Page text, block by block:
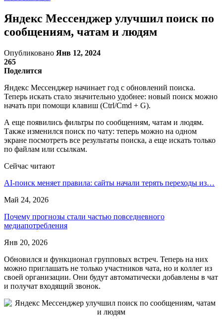
Яндекс Мессенджер улучшил поиск по
сообщениям, чатам и людям
Опубликовано Янв 12, 2024
265
Поделится
Яндекс Мессенджер начинает год с обновлений поиска.
Теперь искать стало значительно удобнее: новый поиск можно
начать при помощи клавиш (Ctrl/Cmd + G).
А еще появились фильтры по сообщениям, чатам и людям.
Также изменился поиск по чату: теперь можно на одном
экране посмотреть все результаты поиска, а еще искать только
по файлам или ссылкам.
Сейчас читают
AI-поиск меняет правила: сайты начали терять переходы из…
Май 24, 2026
Почему прогнозы стали частью повседневного
медиапотребления
Янв 20, 2026
Обновился и функционал групповых встреч. Теперь на них
можно приглашать не только участников чата, но и коллег из
своей организации. Они будут автоматически добавлены в чат
и получат входящий звонок.